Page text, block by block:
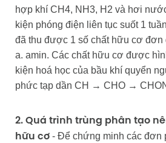
hợp khí CH4, NH3, H2 và hơi
kiện phóng điện liên tục suốt 1
đã thu được 1 số chất hữu cơ đơn
a. amin. Các chất hữu cơ được
kiện hoá học của bầu khí quyển
phức tạp dần CH → CHO →
2. Quá trình trùng phân tạo
hữu cơ- Để chứng minh các đơn